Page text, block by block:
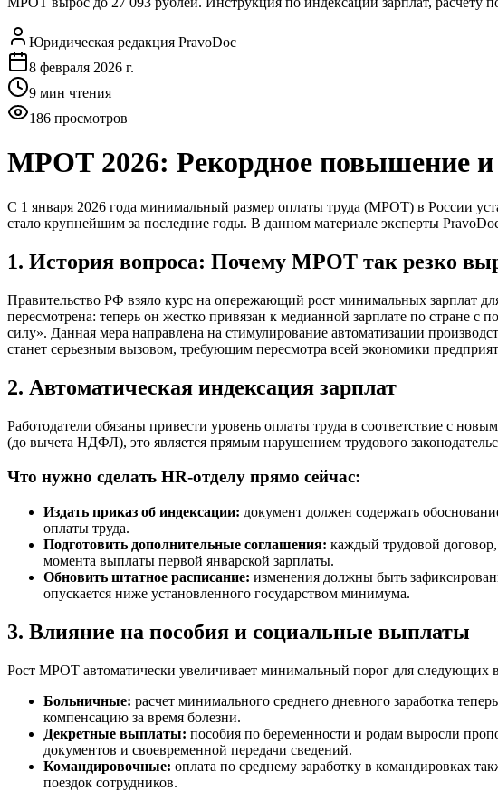
Юридическая редакция PravoDoc
8 февраля 2026 г.
9 мин чтения
186 просмотров
МРОТ 2026: Рекордное повышение и
С 1 января 2026 года минимальный размер оплаты труда (МРОТ) в России
стало крупнейшим за последние годы. В данном материале эксперты
1. История вопроса: Почему МРОТ так резко
Правительство РФ взяло курс на опережающий рост минимальных зарплат
пересмотрена: теперь он жестко привязан к медианной зарплате по
силу». Данная мера направлена на стимулирование автоматизации
станет серьезным вызовом, требующим пересмотра всей экономики
2. Автоматическая индексация зарплат
Работодатели обязаны привести уровень оплаты труда в соответствие с
(до вычета НДФЛ), это является прямым нарушением трудового
Что нужно сделать HR-отделу прямо сейчас:
Издать приказ об индексации: документ должен содержать
оплаты труда.
Подготовить дополнительные соглашения: каждый трудовой
момента выплаты первой январской зарплаты.
Обновить штатное расписание: изменения должны быть
опускается ниже установленного государством минимума.
3. Влияние на пособия и социальные выплаты
Рост МРОТ автоматически увеличивает минимальный порог для следующих
Больничные: расчет минимального среднего дневного заработка
компенсацию за время болезни.
Декретные выплаты: пособия по беременности и родам выросли
документов и своевременной передачи сведений.
Командировочные: оплата по среднему заработку в командировках
поездок сотрудников.